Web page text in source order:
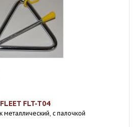
FLEET FLT-T04
металлический, с палочкой